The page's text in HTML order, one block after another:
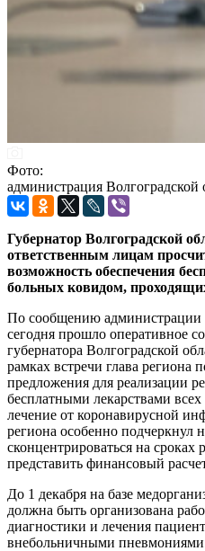
Фото:
администрация Волгоградской
Губернатор Волгоградской
ответственным лицам
возможность обеспечения
больных ковидом,
По сообщению администрации
сегодня прошло оперативное
губернатора Волгоградской
рамках встречи глава региона
предложения для реализации
бесплатными лекарствами
лечение от коронавирусной
региона особенно подчеркнул
сконцентрироваться на сроках
представить финансовый
До 1 декабря на базе
должна быть организована
диагностики и лечения
внебольничными